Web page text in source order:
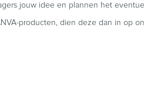
jouw idee en plannen het
producten, dien deze dan in op